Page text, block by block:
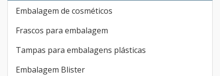
Embalagem de cosméticos
Frascos para embalagem
Tampas para embalagens plásticas
Embalagem Blister